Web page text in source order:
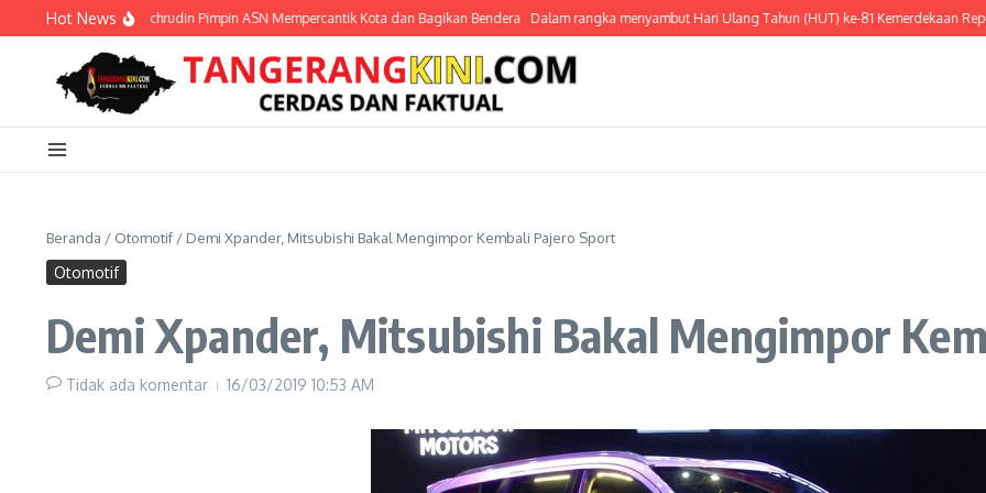
Lewati ke konten
Hot News
Kemerdekaan, Sachrudin Pimpin ASN Mempercantik Kota dan Bagikan Bendera Dalam rangka menyambut Hari Ulang Tahun (HUT) ke-81 Kemerdekaan
Beranda / Otomotif / Demi Xpander, Mitsubishi Bakal Mengimpor Kembali Pajero Sport
Otomotif
Demi Xpander, Mitsubishi Bakal Mengimpor
Tidak ada komentar 16/03/2019 10:53 AM